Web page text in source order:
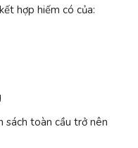
hợp hiếm có của:
sách toàn cầu trở nên